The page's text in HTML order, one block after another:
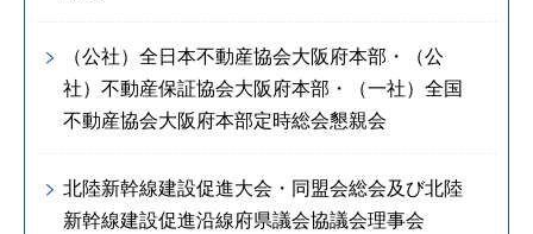
（公社）全日本不動産協会大阪府本部・（公
社）不動産保証協会大阪府本部・（一社）全国
不動産協会大阪府本部定時総会懇親会
北陸新幹線建設促進大会・同盟会総会及び北陸
新幹線建設促進沿線府県議会協議会理事会